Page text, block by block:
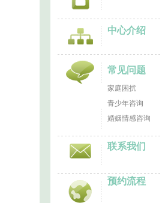
中心介绍
常见问题
联系我们
预约流程
家庭困扰
青少年咨询
婚姻情感咨询